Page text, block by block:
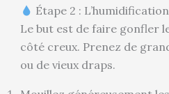
Étape 2 : L’humidification
Le but est de faire gonfler
côté creux. Prenez de
ou de vieux draps.